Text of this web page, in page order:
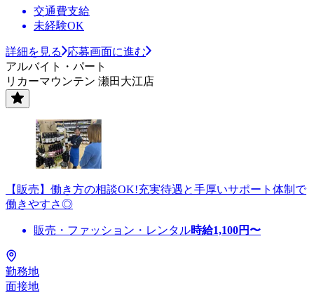
交通費支給
未経験OK
詳細を見る
応募画面に進む
アルバイト・パート
リカーマウンテン 瀬田大江店
【販売】働き方の相談OK!充実待遇と手厚いサポート体制で
働きやすさ◎
販売・ファッション・レンタル時給1,100円〜
勤務地
面接地